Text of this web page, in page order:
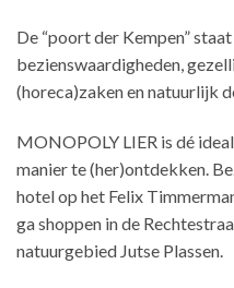
De “poort der Kempen”
bezienswaardigheden,
(horeca)zaken en natuurlijk
MONOPOLY LIER is dé
manier te (her)ontdekken.
hotel op het Felix
ga shoppen in de
natuurgebied Jutse Plassen.